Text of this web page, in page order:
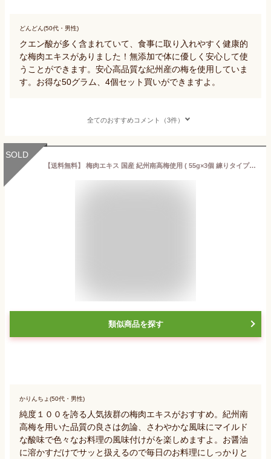
どんどん(50代・男性)
クエン酸が多く含まれていて、食事に取り入れやすく健康的
な梅肉エキスがありました！無添加で体に優しく安心して使
うことができます。安心高品質な紀州産の梅を使用していま
す。お得な50グラム、4個セット買いができますよ。
全てのおすすめコメント（3件）
SOLD
【送料無料】 梅肉エキス 国産 紀州南高梅使用 ( 55g×3個 練りタイプ 無添加 塩分0% ) 梅エキス 【 和歌山紀州産の青梅果汁をたっぷり時間をかけて手作り仕上げ】 ばいにくエキス 梅肉 エキス うめえきす 敬老の日
類似商品を探す
かりんちょ(50代・男性)
純度１００を誇る人気抜群の梅肉エキスがおすすめ。紀州南
高梅を用いた品質の良さは勿論、さわやかな風味にマイルド
な酸味で色々なお料理の風味付けがを楽しめますよ。お醤油
に溶かすだけでサッと扱えるので毎日のお料理にしっかりと